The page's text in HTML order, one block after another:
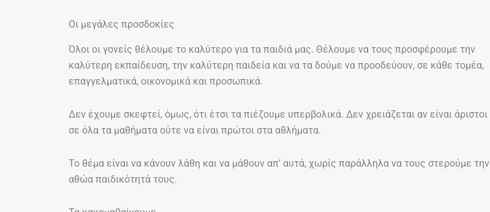
Οι μεγάλες προσδοκίες
Όλοι οι γονείς θέλουμε το καλύτερο για τα παιδιά μας. Θέλουμε να τους προσφέρουμε την
καλύτερη εκπαίδευση, την καλύτερη παιδεία και να τα δούμε να προοδεύουν, σε κάθε τομέα,
επαγγελματικά, οικονομικά και προσωπικά.
Δεν έχουμε σκεφτεί, όμως, ότι έτσι τα πιέζουμε υπερβολικά. Δεν χρειάζεται αν είναι άριστοι
σε όλα τα μαθήματα ούτε να είναι πρώτοι στα αθλήματα.
Το θέμα είναι να κάνουν λάθη και να μάθουν απ’ αυτά, χωρίς παράλληλα να τους στερούμε την
αθώα παιδικότητά τους.